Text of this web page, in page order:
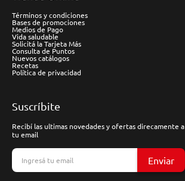
Términos y condiciones
Bases de promociones
Medios de Pago
Vida saludable
Solicitá la Tarjeta Más
Consulta de Puntos
Nuevos catálogos
Recetas
Política de privacidad
Suscríbite
Recibí las ultimas novedades y ofertas direcamente a
tu email
Enviar